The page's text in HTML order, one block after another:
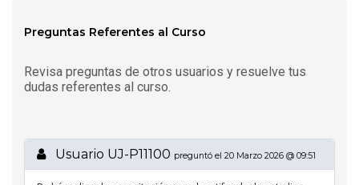
Preguntas Referentes al Curso
Revisa preguntas de otros usuarios y resuelve tus
dudas referentes al curso.
Usuario UJ-P11100 preguntó el 20 Marzo 2026 @ 09:51